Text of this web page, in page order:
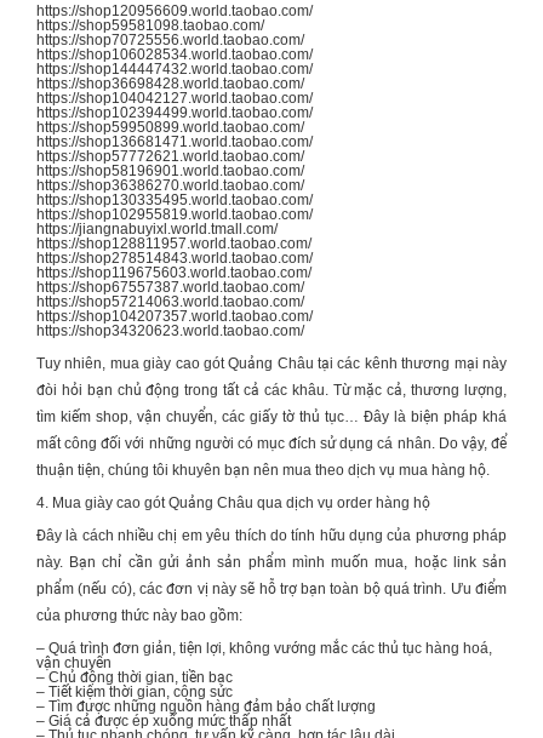
https://shop120956609.world.taobao.com/
https://shop59581098.taobao.com/
https://shop70725556.world.taobao.com/
https://shop106028534.world.taobao.com/
https://shop144447432.world.taobao.com/
https://shop36698428.world.taobao.com/
https://shop104042127.world.taobao.com/
https://shop102394499.world.taobao.com/
https://shop59950899.world.taobao.com/
https://shop136681471.world.taobao.com/
https://shop57772621.world.taobao.com/
https://shop58196901.world.taobao.com/
https://shop36386270.world.taobao.com/
https://shop130335495.world.taobao.com/
https://shop102955819.world.taobao.com/
https://jiangnabuyixl.world.tmall.com/
https://shop128811957.world.taobao.com/
https://shop278514843.world.taobao.com/
https://shop119675603.world.taobao.com/
https://shop67557387.world.taobao.com/
https://shop57214063.world.taobao.com/
https://shop104207357.world.taobao.com/
https://shop34320623.world.taobao.com/
Tuy nhiên, mua giày cao gót Quảng Châu tại các kênh thương mại này
đòi hỏi bạn chủ động trong tất cả các khâu. Từ mặc cả, thương lượng,
tìm kiếm shop, vận chuyển, các giấy tờ thủ tục… Đây là biện pháp khá
mất công đối với những người có mục đích sử dụng cá nhân. Do vậy, để
thuận tiện, chúng tôi khuyên bạn nên mua theo dịch vụ mua hàng hộ.
4. Mua giày cao gót Quảng Châu qua dịch vụ order hàng hộ
Đây là cách nhiều chị em yêu thích do tính hữu dụng của phương pháp
này. Bạn chỉ cần gửi ảnh sản phẩm mình muốn mua, hoặc link sản
phẩm (nếu có), các đơn vị này sẽ hỗ trợ bạn toàn bộ quá trình. Ưu điểm
của phương thức này bao gồm:
– Quá trình đơn giản, tiện lợi, không vướng mắc các thủ tục hàng hoá,
vận chuyển
– Chủ động thời gian, tiền bạc
– Tiết kiệm thời gian, công sức
– Tìm được những nguồn hàng đảm bảo chất lượng
– Giá cả được ép xuống mức thấp nhất